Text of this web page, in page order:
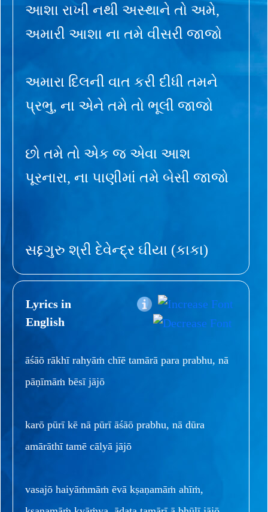
આશા રાખી નથી અસ્થાને તો અમે,
અમારી આશા ના તમે વીસરી જાજો
અમારા દિલની વાત કરી દીધી તમને
પ્રભુ, ના એને તમે તો ભૂલી જાજો
છો તમે તો એક જ એવા આશ
પૂરનારા, ના પાણીમાં તમે બેસી જાજો
સદ્દગુરુ શ્રી દેવેન્દ્ર ઘીયા (કાકા)
Lyrics in
English
āśāō rākhī rahyāṁ chīē tamārā para prabhu, nā
pāṇīmāṁ bēsī jājō
karō pūrī kē nā pūrī āśāō prabhu, nā dūra
amārāthī tamē cālyā jājō
vasajō haiyāṁmāṁ ēvā kṣaṇamāṁ ahīṁ,